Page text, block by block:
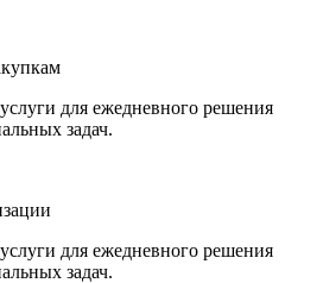
для ежедневного решения
задач.
для ежедневного решения
задач.